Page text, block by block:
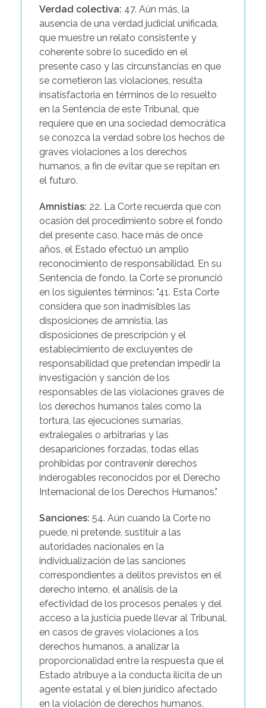
Verdad colectiva: 47. Aún más, la
ausencia de una verdad judicial unificada,
que muestre un relato consistente y
coherente sobre lo sucedido en el
presente caso y las circunstancias en que
se cometieron las violaciones, resulta
insatisfactoria en términos de lo resuelto
en la Sentencia de este Tribunal, que
requiere que en una sociedad democrática
se conozca la verdad sobre los hechos de
graves violaciones a los derechos
humanos, a fin de evitar que se repitan en
el futuro.
Amnistías: 22. La Corte recuerda que con
ocasión del procedimiento sobre el fondo
del presente caso, hace más de once
años, el Estado efectuó un amplio
reconocimiento de responsabilidad. En su
Sentencia de fondo, la Corte se pronunció
en los siguientes términos: "41. Esta Corte
considera que son inadmisibles las
disposiciones de amnistía, las
disposiciones de prescripción y el
establecimiento de excluyentes de
responsabilidad que pretendan impedir la
investigación y sanción de los
responsables de las violaciones graves de
los derechos humanos tales como la
tortura, las ejecuciones sumarias,
extralegales o arbitrarias y las
desapariciones forzadas, todas ellas
prohibidas por contravenir derechos
inderogables reconocidos por el Derecho
Internacional de los Derechos Humanos."
Sanciones: 54. Aún cuando la Corte no
puede, ni pretende, sustituir a las
autoridades nacionales en la
individualización de las sanciones
correspondientes a delitos previstos en el
derecho interno, el análisis de la
efectividad de los procesos penales y del
acceso a la justicia puede llevar al Tribunal,
en casos de graves violaciones a los
derechos humanos, a analizar la
proporcionalidad entre la respuesta que el
Estado atribuye a la conducta ilícita de un
agente estatal y el bien jurídico afectado
en la violación de derechos humanos,